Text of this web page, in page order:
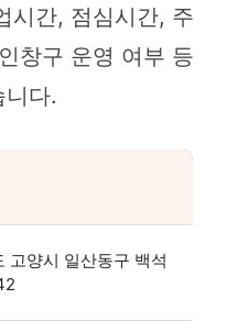
시간, 점심시간, 주
창구 운영 여부 등
다.
고양시 일산동구 백석